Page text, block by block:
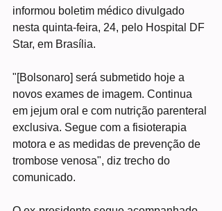
informou boletim médico divulgado
nesta quinta-feira, 24, pelo Hospital DF
Star, em Brasília.
"[Bolsonaro] será submetido hoje a
novos exames de imagem. Continua
em jejum oral e com nutrição parenteral
exclusiva. Segue com a fisioterapia
motora e as medidas de prevenção de
trombose venosa", diz trecho do
comunicado.